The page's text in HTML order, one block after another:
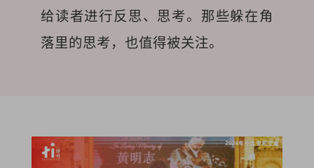
给读者进行反思、思考。那些躲在角
落里的思考，也值得被关注。